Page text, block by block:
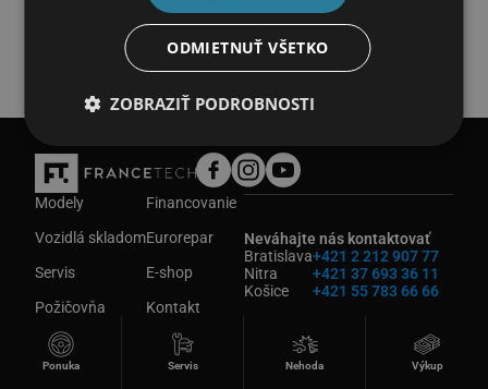
Ponuka Servis Nehoda Výkup
Modely
Vozidlá skladom
Servis
Požičovňa
Financovanie
Eurorepar
E-shop
Kontakt
Neváhajte nás kontaktovať
Bratislava
Nitra
Košice
+421 2 212 907 77
+421 37 693 36 11
+421 55 783 66 66
ODMIETNUŤ VŠETKO
ZOBRAZIŤ PODROBNOSTI